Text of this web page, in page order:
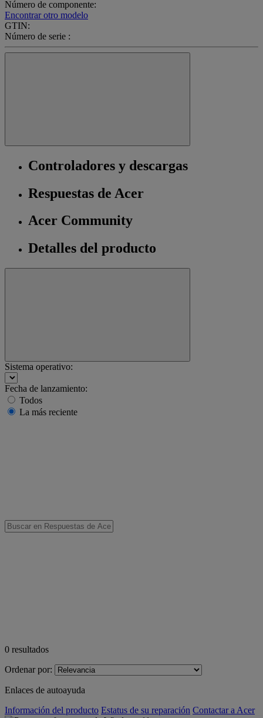
Número de componente:
Encontrar otro modelo
GTIN:
Número de serie :
Controladores y descargas
Respuestas de Acer
Acer Community
Detalles del producto
Sistema operativo:
Fecha de lanzamiento:
Todos
La más reciente
0 resultados
Ordenar por:
Enlaces de autoayuda
Información del producto Estatus de su reparación Contactar a Acer